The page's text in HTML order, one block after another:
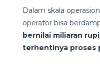
Dalam skala
operator bisa
bernilai miliaran
terhentinya proses